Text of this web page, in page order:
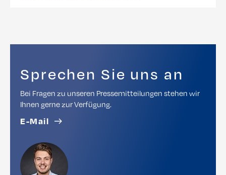
Sprechen Sie uns an
Bei Fragen zu unseren Pressemitteilungen stehen wir
Ihnen gerne zur Verfügung.
E-Mail